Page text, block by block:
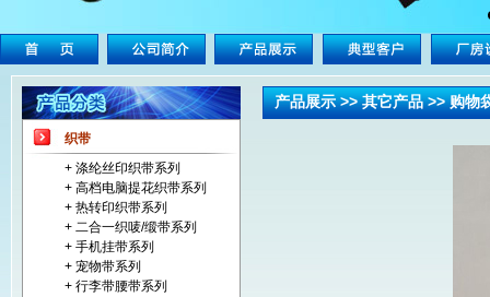
织带
+ 涤纶丝印织带系列
+ 高档电脑提花织带系列
+ 热转印织带系列
+ 二合一织唛/缎带系列
+ 手机挂带系列
+ 宠物带系列
+ 行李带腰带系列
产品展示 >> 其它产品 >> 购物